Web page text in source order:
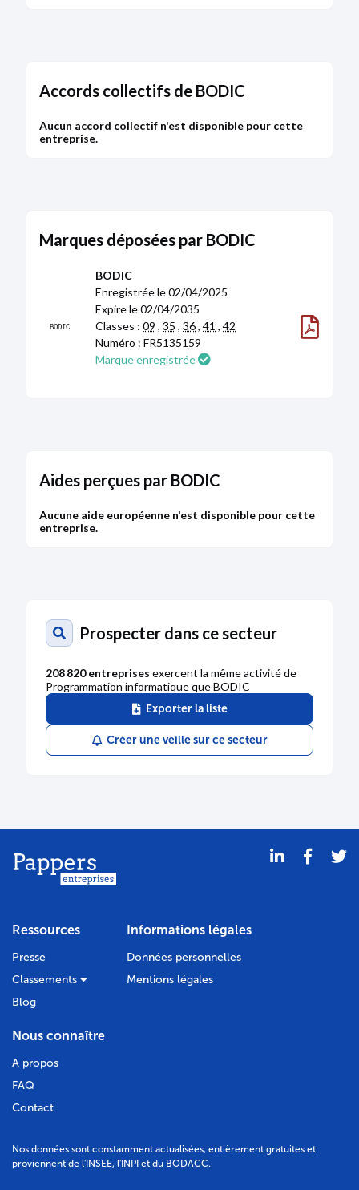
Accords collectifs de BODIC
Aucun accord collectif n'est disponible pour cette
entreprise.
Marques déposées par BODIC
BODIC
BODIC
Enregistrée le 02/04/2025
Expire le 02/04/2035
Classes : 09 , 35 , 36, 41 , 42
Numéro : FR5135159
Marque enregistrée
Aides perçues par BODIC
Aucune aide européenne n'est disponible pour cette
entreprise.
Prospecter dans ce secteur
208 820 entreprises exercent la même activité de
Programmation informatique que BODIC
Exporter la liste
Créer une veille sur ce secteur
Ressources
Presse
Classements
Blog
Informations légales
Données personnelles
Mentions légales
Nous connaître
A propos
FAQ
Contact
Nos données sont constamment actualisées, entièrement gratuites et
proviennent de l'INSEE, l'INPI et du BODACC.